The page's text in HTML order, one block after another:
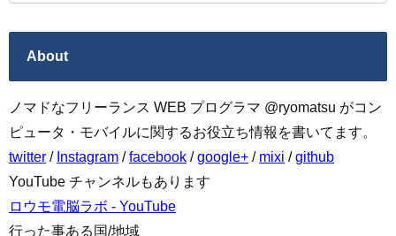
About
ノマドなフリーランス WEB プログラマ @ryomatsu がコン
ピュータ・モバイルに関するお役立ち情報を書いてます。
twitter / Instagram /facebook /google+ / mixi /github
YouTube チャンネルもあります
ロウモ電脳ラボ - YouTube
行った事ある国/地域